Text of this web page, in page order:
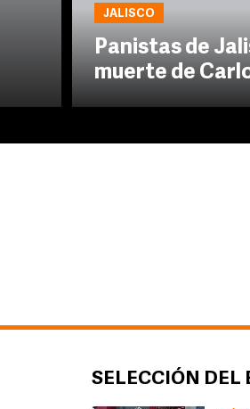
JALISCO
Panistas de
muerte de
SELECCIÓN DEL